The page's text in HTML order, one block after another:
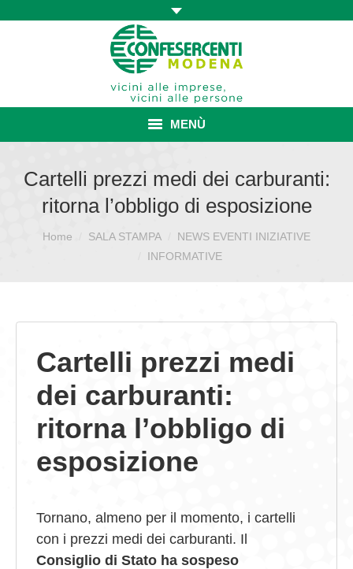
MENÙ
ASSOCIAZIONE
ISCRIZIONE E VANTAGGI
GIOVEDÌ GASTRONOMICI
COMUNICATI E NEWS
CONTATTI
Cartelli prezzi medi dei carburanti:
ritorna l’obbligo di esposizione
Sei qui:Home SALA STAMPA
NEWS EVENTI INIZIATIVE
INFORMATIVE
Cartelli prezzi medi
dei carburanti:
ritorna l’obbligo di
esposizione
Tornano, almeno per il momento, i cartelli
con i prezzi medi dei carburanti. Il
Consiglio di Stato ha sospeso